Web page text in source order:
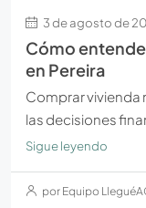
3 de agosto de
Cómo
en Pereira
Comprar vivienda
las decisiones
Sigue leyendo
por Equipo